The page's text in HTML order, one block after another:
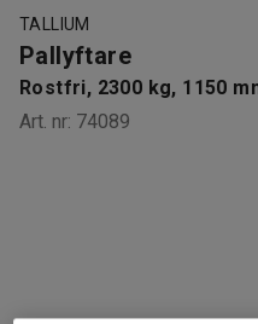
TALLIUM
Pallyftare
Rostfri, 2300 kg, 1150
Art. nr: 74089